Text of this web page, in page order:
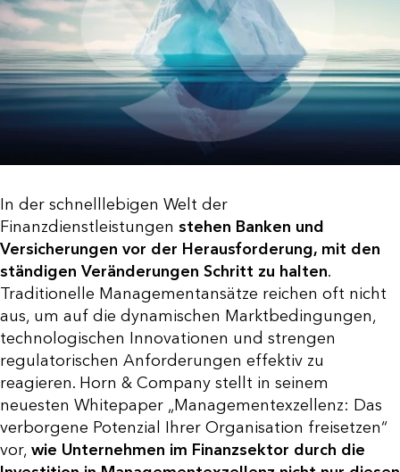
In der schnelllebigen Welt der
Finanzdienstleistungen stehen Banken und
Versicherungen vor der Herausforderung, mit den
ständigen Veränderungen Schritt zu halten.
Traditionelle Managementansätze reichen oft nicht
aus, um auf die dynamischen Marktbedingungen,
technologischen Innovationen und strengen
regulatorischen Anforderungen effektiv zu
reagieren. Horn & Company stellt in seinem
neuesten Whitepaper „Managementexzellenz: Das
verborgene Potenzial Ihrer Organisation freisetzen“
vor, wie Unternehmen im Finanzsektor durch die